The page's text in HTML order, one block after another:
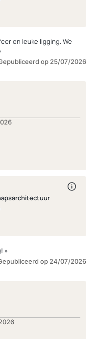
en leuke ligging. We
op 25/07/2026
»
op 24/07/2026